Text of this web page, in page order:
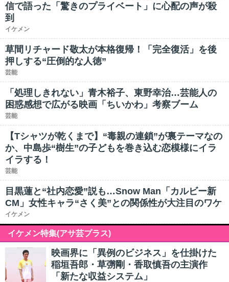
信で語った「驚きのプライベート」に心配の声が殺
到
イケメン
草間リチャード敬太が本格復帰！「完全復活」を後
押しする“圧倒的な人徳”
芸能
「処理しきれない」青木裕子、東野幸治…芸能人の
困惑感想で広がる映画「ちいかわ」考察ブーム
芸能
【Tシャツが乾くまで】“毒親の連鎖”が裏テーマなの
か、中島歩“樹生”の子どもを巻き込む恋模様にイラ
イラする！
芸能
目黒蓮と“社内恋愛”説も…Snow Man「カルビー新
CM」女性キャラ“さく美”との関係性が大注目のワケ
イケメン
イケメン特集(アサ芸プラス)
映画界に「異例のビジネス」を仕掛けた
稲垣吾郎・草彅剛・香取慎吾の主演作
「新たな収益システム」